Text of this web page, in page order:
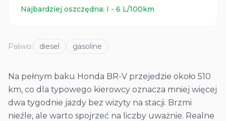
Najbardziej oszczędna: I - 6 L/100km
Paliwo: diesel gasoline
Na pełnym baku Honda BR-V przejedzie około 510
km, co dla typowego kierowcy oznacza mniej więcej
dwa tygodnie jazdy bez wizyty na stacji. Brzmi
nieźle, ale warto spojrzeć na liczby uważnie. Realne